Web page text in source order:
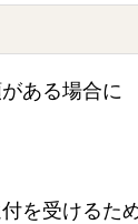
ある場合に
を受けるた